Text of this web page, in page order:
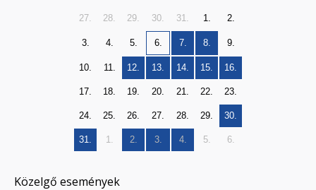
27. 28. 29. 30. 31. 1. 2.
3. 4. 5. 6. 7. 8. 9.
10. 11. 12. 13. 14. 15. 16.
17. 18. 19. 20. 21. 22. 23.
24. 25. 26. 27. 28. 29. 30.
31. 1. 2. 3. 4. 5. 6.
Közelgő események